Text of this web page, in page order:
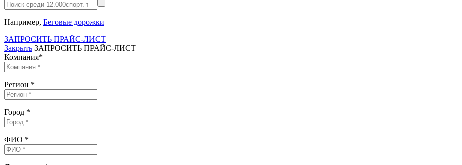
Например, Беговые дорожки
ЗАПРОСИТЬ ПРАЙС-ЛИСТ
Закрыть ЗАПРОСИТЬ ПРАЙС-ЛИСТ
Компания*
Регион *
Город *
ФИО *